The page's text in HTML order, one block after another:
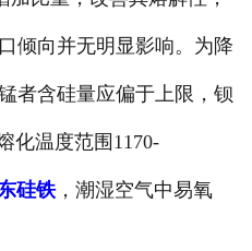
倾向并无明显影响。为降
者含硅量应偏于上限，钡
化温度范围1170-
硅铁，潮湿空气中易氧